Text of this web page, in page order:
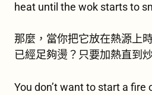
heat until the wok starts to
那麼，當你把它放在熱源上
已經足夠燙？只要加熱直到
You don’t want to start a fire